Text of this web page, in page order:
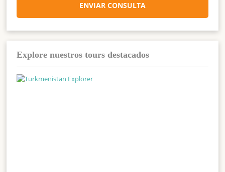
ENVIAR CONSULTA
Explore nuestros tours destacados